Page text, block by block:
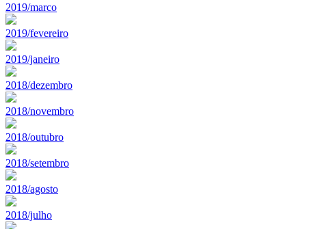
2019/marco
2019/fevereiro
2019/janeiro
2018/dezembro
2018/novembro
2018/outubro
2018/setembro
2018/agosto
2018/julho